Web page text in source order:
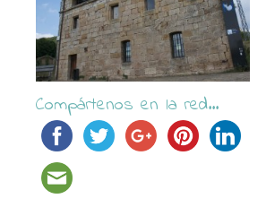
Compártenos en la red...